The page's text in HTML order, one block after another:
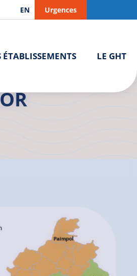
EN Urgences
ÉTABLISSEMENTS LE GHT
de l’Armor Argoat | Paimpol